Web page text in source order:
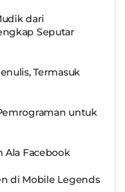
dari
Seputar
Termasuk
untuk
Ala Facebook
di Mobile Legends